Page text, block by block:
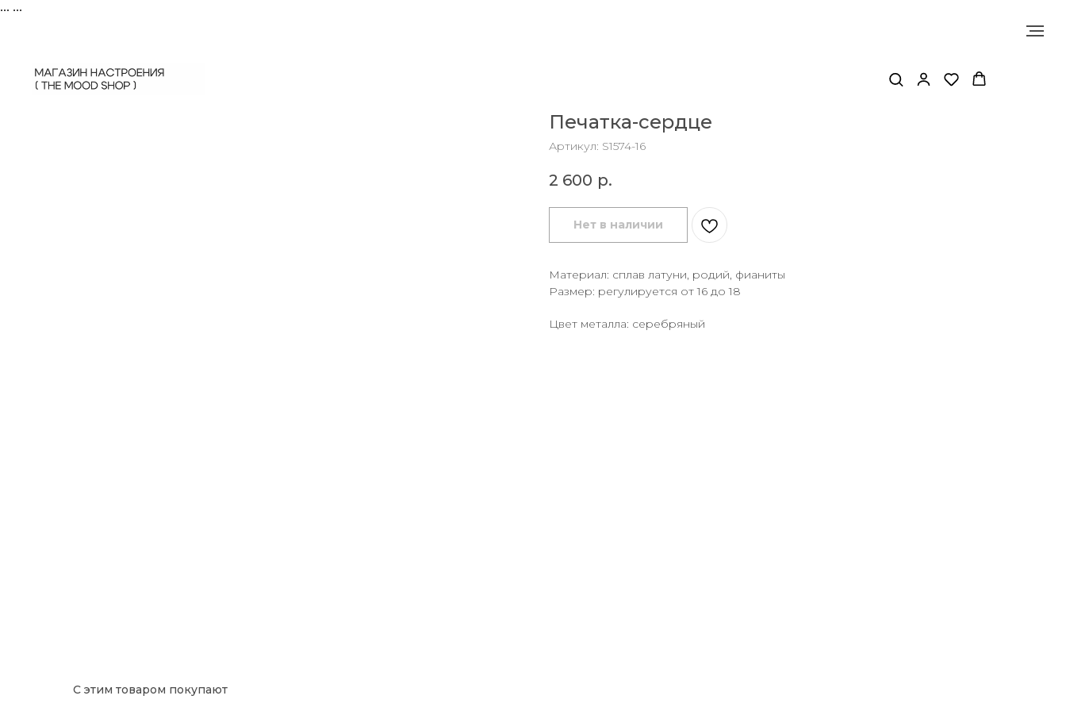
... ...
Печатка-сердце
Артикул: S1574-16
2 600 р.
Нет в наличии
Материал: сплав латуни, родий, фианиты
Размер: регулируется от 16 до 18
Цвет металла: серебряный
С этим товаром покупают